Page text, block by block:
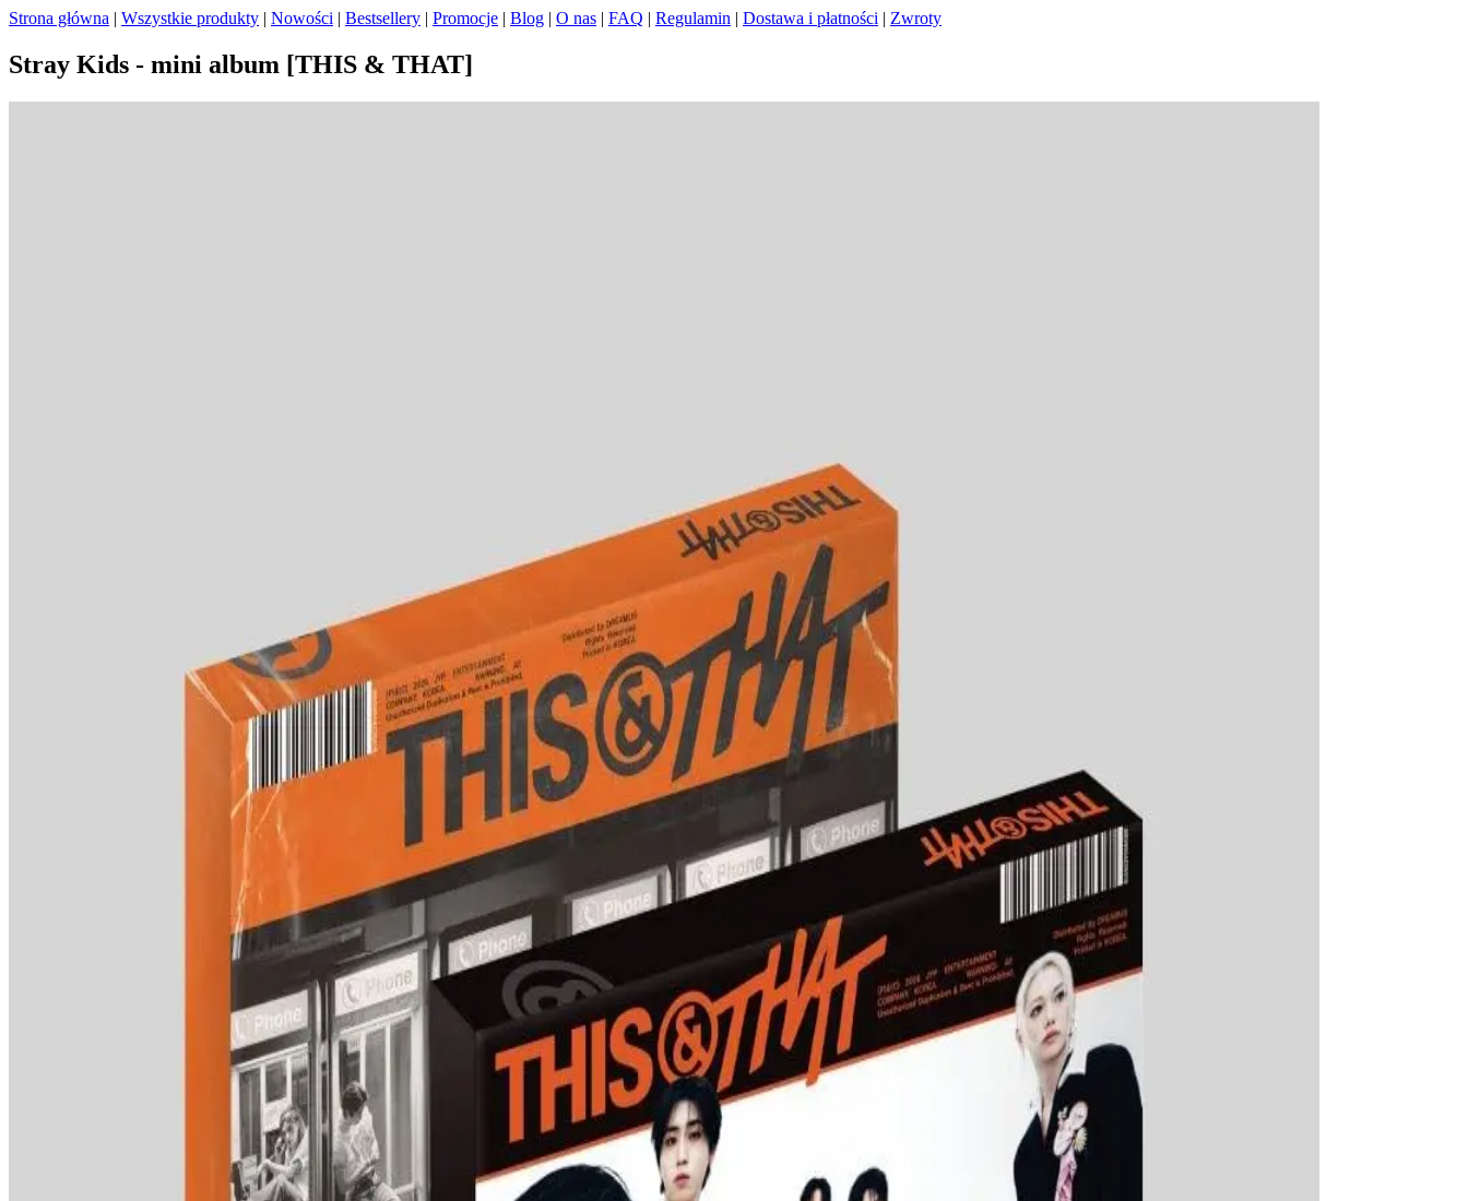
Strona główna | Wszystkie produkty | Nowości | Bestsellery | Promocje | Blog | O nas | FAQ | Regulamin | Dostawa i płatności | Zwroty
Stray Kids - mini album [THIS & THAT]